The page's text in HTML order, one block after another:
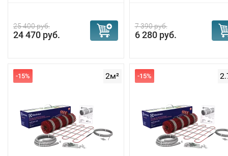
25 400 руб.
24 470 руб.
7 390 руб.
6 280 руб.
2м²
-15% -15%